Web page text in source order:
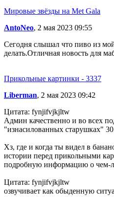
Мировые звёзды на Met Gala
AntoNeo, 2 мая 2023 09:55
Сегодня слышал что пиво из
делать.Отличная новость для
Прикольные картинки - 3337
Liberman, 2 мая 2023 09:42
Цитата: fynjifvjkjltw
Админ качественно и во всех
"изнасилованных старушках" 30
Хз, где и когда ты видел в
истории перед прикольными
подробную информацию о чем-
Цитата: fynjifvjkjltw
озвучивает как обыденную